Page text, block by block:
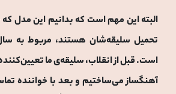
البته این مهم است که بدانیم این مدل
تحمیل سلیقه‌شان هستند، مربوط به
است. قبل از انقلاب، سلیقه‌ی ما تعیین‌کننده
آهنگساز می‌ساختیم و بعد با خواننده